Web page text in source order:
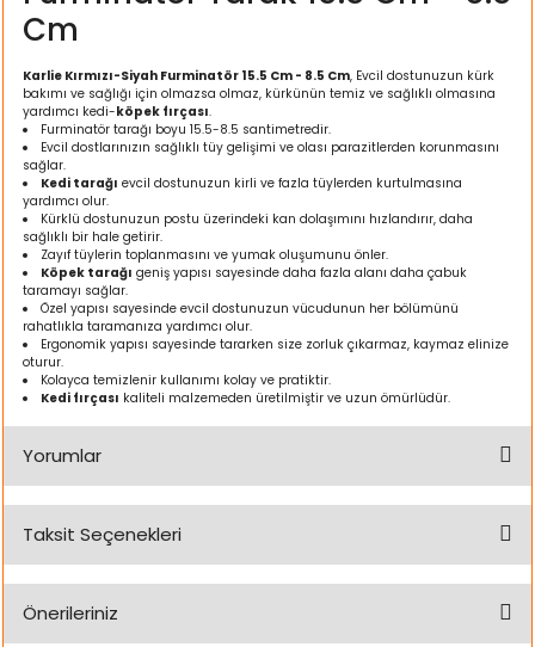
Cm
Karlie Kırmızı-Siyah Furminatör 15.5 Cm - 8.5 Cm, Evcil dostunuzun kürk
bakımı ve sağlığı için olmazsa olmaz, kürkünün temiz ve sağlıklı olmasına
yardımcı kedi-köpek fırçası.
Furminatör tarağı boyu 15.5-8.5 santimetredir.
Evcil dostlarınızın sağlıklı tüy gelişimi ve olası parazitlerden korunmasını
sağlar.
Kedi tarağı evcil dostunuzun kirli ve fazla tüylerden kurtulmasına
yardımcı olur.
Kürklü dostunuzun postu üzerindeki kan dolaşımını hızlandırır, daha
sağlıklı bir hale getirir.
Zayıf tüylerin toplanmasını ve yumak oluşumunu önler.
Köpek tarağı geniş yapısı sayesinde daha fazla alanı daha çabuk
taramayı sağlar.
Özel yapısı sayesinde evcil dostunuzun vücudunun her bölümünü
rahatlıkla taramanıza yardımcı olur.
Ergonomik yapısı sayesinde tararken size zorluk çıkarmaz, kaymaz elinize
oturur.
Kolayca temizlenir kullanımı kolay ve pratiktir.
Kedi fırçası kaliteli malzemeden üretilmiştir ve uzun ömürlüdür.
Yorumlar
Taksit Seçenekleri
Önerileriniz